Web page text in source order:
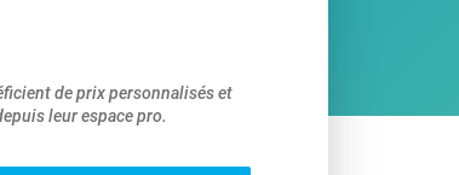
de prix personnalisés et
leur espace pro.